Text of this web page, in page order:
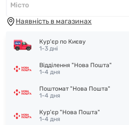
Місто*
Місто
Наявність в магазинах
Кур'єр по Києву
1-3 дні
Відділення "Нова Пошта"
1-4 дня
Поштомат "Нова Пошта"
1-4 дня
Кур'єр "Нова Пошта"
1-4 дня